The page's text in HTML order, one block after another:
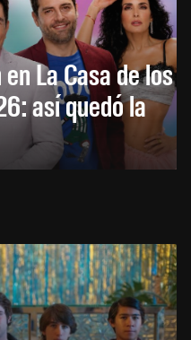
La Casa de los
así quedó la